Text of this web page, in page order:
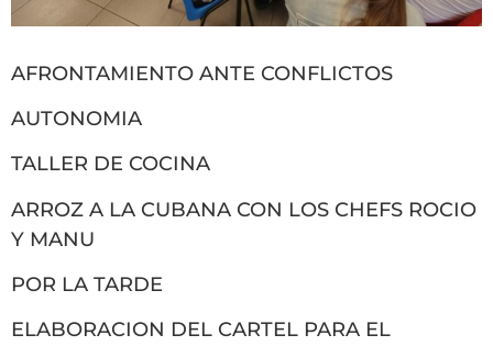
AFRONTAMIENTO ANTE CONFLICTOS
AUTONOMIA
TALLER DE COCINA
ARROZ A LA CUBANA CON LOS CHEFS ROCIO
Y MANU
POR LA TARDE
ELABORACION DEL CARTEL PARA EL